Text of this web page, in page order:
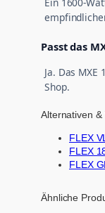
Passt das
Ja. Das
Shop.
Alternativen &
FLEX
FLEX
FLEX
Ähnliche